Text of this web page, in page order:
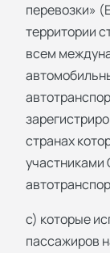
перевозки»
территории
всем
странах
участниками
с) которые
пассажиров